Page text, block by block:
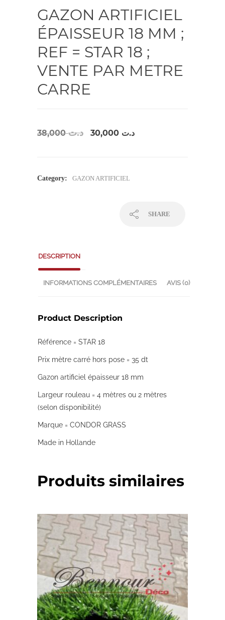
GAZON ARTIFICIEL
ÉPAISSEUR 18 MM ;
REF = STAR 18 ;
VENTE PAR METRE
CARRE
د.ت38,000
prix
د.ت
Category: GAZON ARTIFICIEL
SHARE
DESCRIPTION
INFORMATIONS COMPLÉMENTAIRES AVIS (0)
Product Description
Référence = STAR 18
Prix mètre carré hors pose = 35 dt
Gazon artificiel épaisseur 18 mm
Largeur rouleau = 4 mètres ou 2 mètres
(selon disponibilité)
Marque = CONDOR GRASS
Made in Hollande
Produits similaires